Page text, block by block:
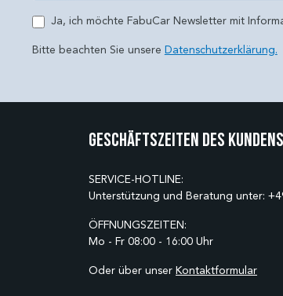
Ja, ich möchte FabuCar Newsletter mit
Bitte beachten Sie unsere Datenschutzerklärung.
Geschäftszeiten des
SERVICE-HOTLINE:
Unterstützung und Beratung unter:
ÖFFNUNGSZEITEN:
Mo - Fr 08:00 - 16:00 Uhr
Oder über unser Kontaktformular